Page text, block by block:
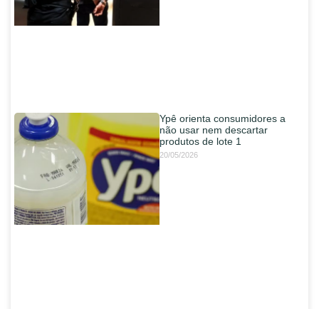
Ypê orienta consumidores a
não usar nem descartar
produtos de lote 1
20/05/2026